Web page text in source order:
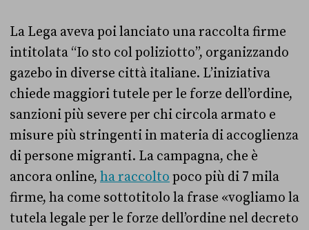
La Lega aveva poi lanciato una raccolta firme
intitolata “Io sto col poliziotto”, organizzando
gazebo in diverse città italiane. L’iniziativa
chiede maggiori tutele per le forze dell’ordine,
sanzioni più severe per chi circola armato e
misure più stringenti in materia di accoglienza
di persone migranti. La campagna, che è
ancora online, ha raccolto poco più di 7 mila
firme, ha come sottotitolo la frase «vogliamo la
tutela legale per le forze dell’ordine nel decreto